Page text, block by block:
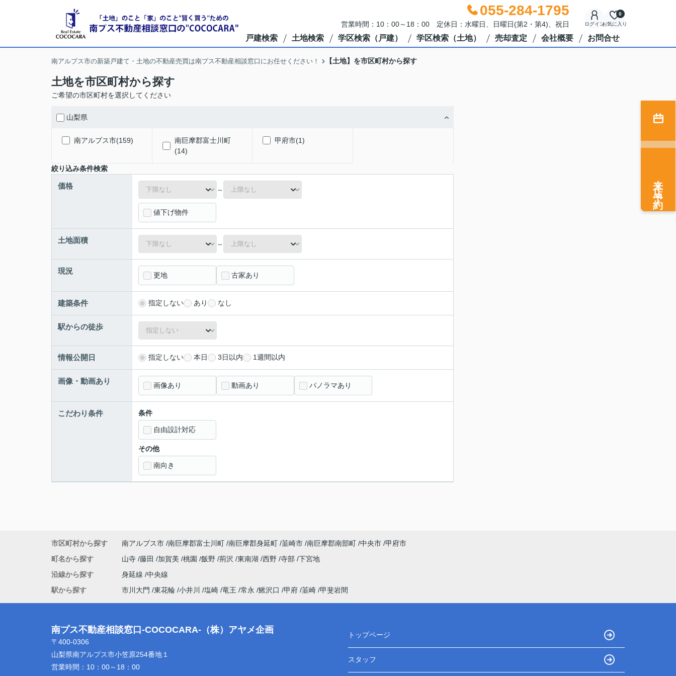
055-284-1795
営業時間：10：00～18：00 定休日：水曜日、日曜日(第2・第4)、祝日 ログインお気に入り
0
戸建検索 土地検索 学区検索（戸建） 学区検索（土地） 売却査定 会社概要 お問合せ
南アルプス市の新築戸建て・土地の不動産売買は南プス不動産相談窓口にお任せください！ 【土地】を市区町村から探す
土地を市区町村から探す
ご希望の市区町村を選択してください
山梨県
南アルプス市(159)
南巨摩郡富士川町
(14)
甲府市(1)
絞り込み条件検索
価格 ～
値下げ物件
土地面積 ～
現況 更地 古家あり
建築条件 指定しない あり なし
駅からの徒歩
情報公開日 指定しない 本日 3日以内 1週間以内
画像・動画あり 画像あり 動画あり パノラマあり
こだわり条件 条件
自由設計対応
その他
南向き
来店予約
市区町村から探す 南アルプス市 南巨摩郡富士川町 南巨摩郡身延町 韮崎市 南巨摩郡南部町 中央市 甲府市
町名から探す
山寺 藤田 加賀美 桃園 飯野 荊沢 東南湖 西野 寺部 下宮地
沿線から探す
身延線 中央線
駅から探す
市川大門 東花輪 小井川 塩崎 竜王 常永 鰍沢口 甲府 韮崎 甲斐岩間
南プス不動産相談窓口-COCOCARA-（株）アヤメ企画
〒400-0306
山梨県南アルプス市小笠原254番地１
営業時間： 10：00～18：00
トップページ
スタッフ